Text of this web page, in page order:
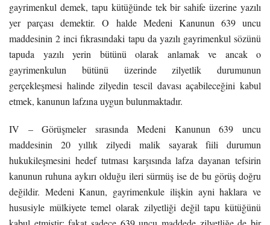
gayrimenkul demek, tapu kütüğünde tek bir sahife üzerine yazılı
yer parçası demektir. O halde Medeni Kanunun 639 uncu
maddesinin 2 inci fıkrasındaki tapu da yazılı gayrimenkul sözünü
tapuda yazılı yerin bütünü olarak anlamak ve ancak o
gayrimenkulun bütünü üzerinde zilyetlik durumunun
gerçekleşmesi halinde zilyedin tescil davası açabileceğini kabul
etmek, kanunun lafzına uygun bulunmaktadır.
IV – Görüşmeler sırasında Medeni Kanunun 639 uncu
maddesinin 20 yıllık zilyedi malik sayarak fiili durumun
hukukileşmesini hedef tutması karşısında lafza dayanan tefsirin
kanunun ruhuna aykırı olduğu ileri sürmüş ise de bu görüş doğru
değildir. Medeni Kanun, gayrimenkule ilişkin ayni haklara ve
hususiyle mülkiyete temel olarak zilyetliği değil tapu kütüğünü